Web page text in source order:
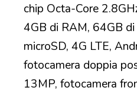
chip Octa-Core
4GB di RAM, 64GB
microSD, 4G LTE,
fotocamera doppia
13MP, fotocamera